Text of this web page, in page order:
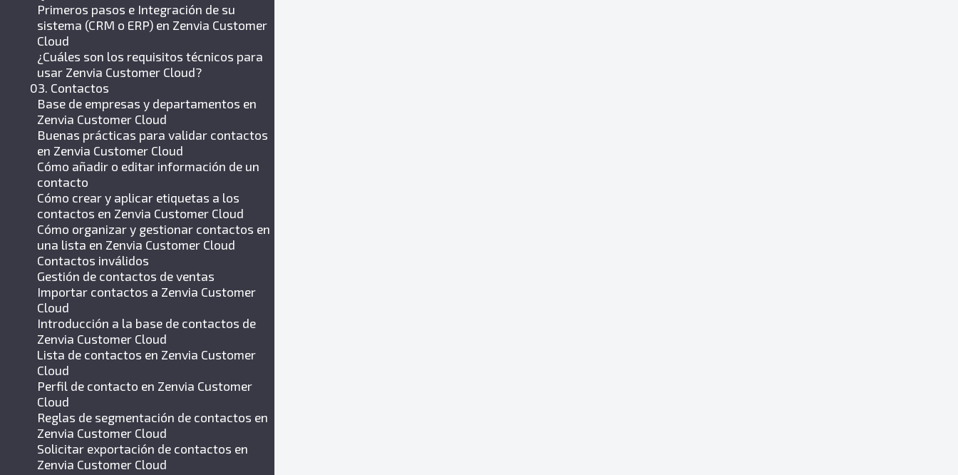
Primeros pasos e Integración de su
sistema (CRM o ERP) en Zenvia Customer
Cloud
¿Cuáles son los requisitos técnicos para
usar Zenvia Customer Cloud?
03. Contactos
Base de empresas y departamentos en
Zenvia Customer Cloud
Buenas prácticas para validar contactos
en Zenvia Customer Cloud
Cómo añadir o editar información de un
contacto
Cómo crear y aplicar etiquetas a los
contactos en Zenvia Customer Cloud
Cómo organizar y gestionar contactos en
una lista en Zenvia Customer Cloud
Contactos inválidos
Gestión de contactos de ventas
Importar contactos a Zenvia Customer
Cloud
Introducción a la base de contactos de
Zenvia Customer Cloud
Lista de contactos en Zenvia Customer
Cloud
Perfil de contacto en Zenvia Customer
Cloud
Reglas de segmentación de contactos en
Zenvia Customer Cloud
Solicitar exportación de contactos en
Zenvia Customer Cloud